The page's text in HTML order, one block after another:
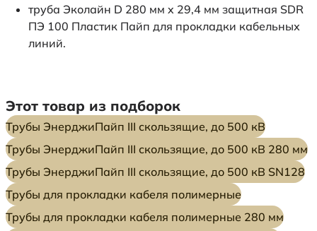
труба Эколайн D 280 мм x 29,4 мм защитная SDR
ПЭ 100 Пластик Пайп для прокладки кабельных
линий.
Этот товар из подборок
Трубы ЭнерджиПайп III скользящие, до 500 кВ
Трубы ЭнерджиПайп III скользящие, до 500 кВ 280 мм
Трубы ЭнерджиПайп III скользящие, до 500 кВ SN128
Трубы для прокладки кабеля полимерные
Трубы для прокладки кабеля полимерные 280 мм